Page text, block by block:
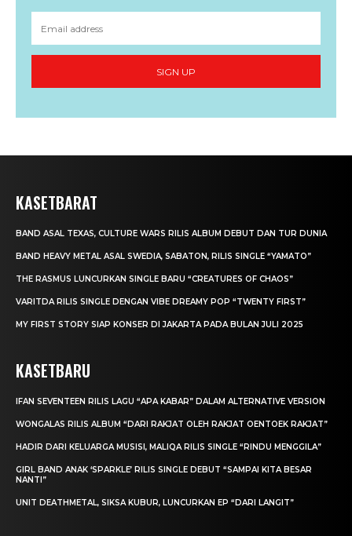
SIGN UP
KASETBARAT
BAND ASAL TEXAS, CULTURE WARS RILIS ALBUM DEBUT DAN TUR DUNIA
BAND HEAVY METAL ASAL SWEDIA, SABATON, RILIS SINGLE “YAMATO”
THE RASMUS LUNCURKAN SINGLE BARU “CREATURES OF CHAOS”
VARITDA RILIS SINGLE DENGAN VIBE DREAMY POP “TWENTY FIRST”
MY FIRST STORY SIAP KONSER DI JAKARTA PADA BULAN JULI 2025
KASETBARU
IFAN SEVENTEEN RILIS LAGU “APA KABAR” DALAM ALTERNATIVE VERSION
WONGALAS RILIS ALBUM “DARI RAKJAT OLEH RAKJAT OENTOEK RAKJAT”
HADIR DARI KELUARGA MUSISI, MALIQA RILIS SINGLE “RINDU MENGGILA”
GIRL BAND ANAK ‘SPARKLE’ RILIS SINGLE DEBUT “SAMPAI KITA BESAR
NANTI”
UNIT DEATHMETAL, SIKSA KUBUR, LUNCURKAN EP “DARI LANGIT”